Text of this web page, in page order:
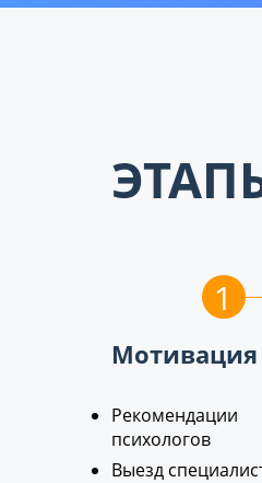
1
Мотивация
Рекомендации
психологов
Выезд